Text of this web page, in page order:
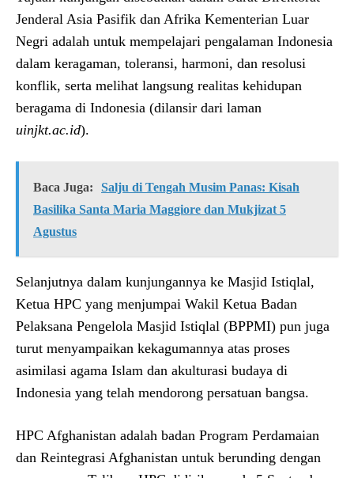
Jenderal Asia Pasifik dan Afrika Kementerian Luar
Negri adalah untuk mempelajari pengalaman Indonesia
dalam keragaman, toleransi, harmoni, dan resolusi
konflik, serta melihat langsung realitas kehidupan
beragama di Indonesia (dilansir dari laman
uinjkt.ac.id).
Baca Juga:
Salju di Tengah Musim Panas: Kisah
Basilika Santa Maria Maggiore dan Mukjizat 5
Agustus
Selanjutnya dalam kunjungannya ke Masjid Istiqlal,
Ketua HPC yang menjumpai Wakil Ketua Badan
Pelaksana Pengelola Masjid Istiqlal (BPPMI) pun juga
turut menyampaikan kekagumannya atas proses
asimilasi agama Islam dan akulturasi budaya di
Indonesia yang telah mendorong persatuan bangsa.
HPC Afghanistan adalah badan Program Perdamaian
dan Reintegrasi Afghanistan untuk berunding dengan